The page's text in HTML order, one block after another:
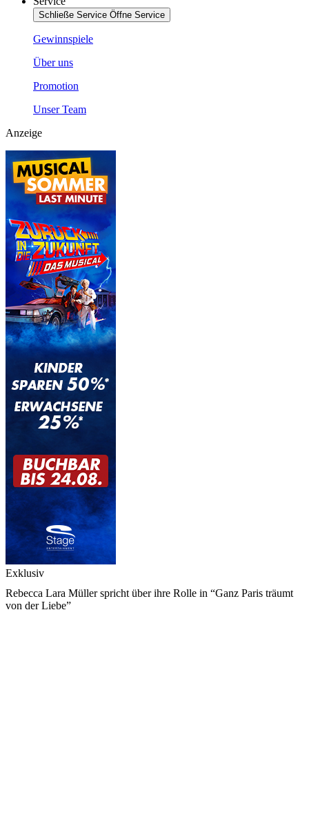
Schließe Service Öffne Service
Gewinnspiele
Über uns
Promotion
Unser Team
Anzeige
Exklusiv
Rebecca Lara Müller spricht über ihre Rolle in “Ganz Paris träumt
von der Liebe”